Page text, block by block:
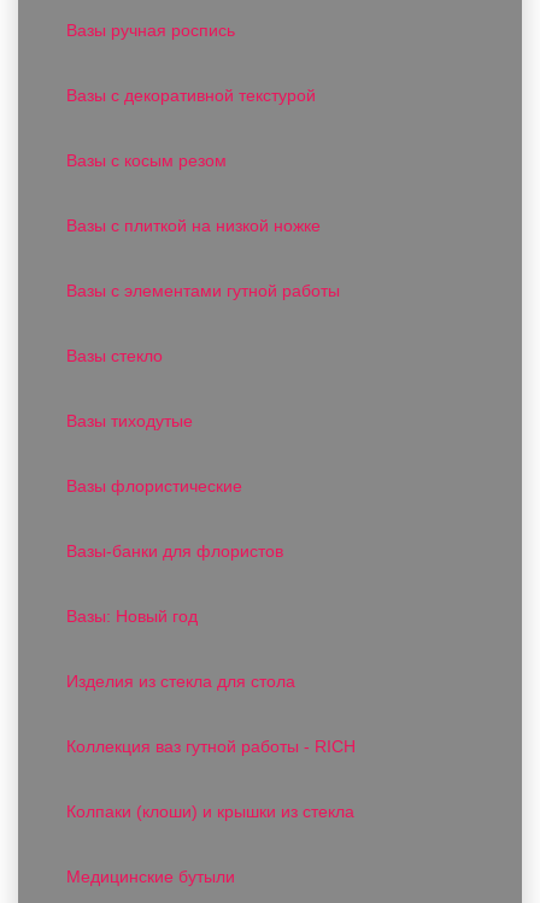
Вазы ручная роспись
Вазы с декоративной текстурой
Вазы с косым резом
Вазы с плиткой на низкой ножке
Вазы с элементами гутной работы
Вазы стекло
Вазы тиходутые
Вазы флористические
Вазы-банки для флористов
Вазы: Новый год
Изделия из стекла для стола
Коллекция ваз гутной работы - RICH
Колпаки (клоши) и крышки из стекла
Медицинские бутыли